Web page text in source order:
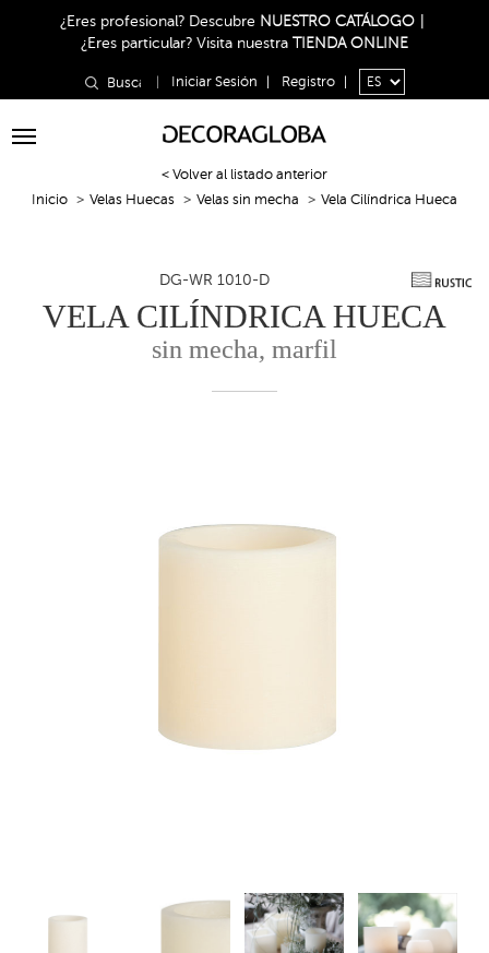
¿Eres profesional? Descubre NUESTRO CATÁLOGO
¿Eres particular? Visita nuestra TIENDA ONLINE
Iniciar Sesión Registro
Toggle
< Volver al listado anterior
Inicio
Velas Huecas Velas sin mecha Vela Cilíndrica Hueca
DG-WR 1010-D
VELA CILÍNDRICA HUECA
sin mecha, marfil